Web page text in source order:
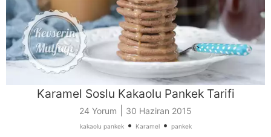
Karamel Soslu Kakaolu Pankek Tarifi
24 Yorum 30 Haziran 2015
kakaolu pankek• Karamel• pankek